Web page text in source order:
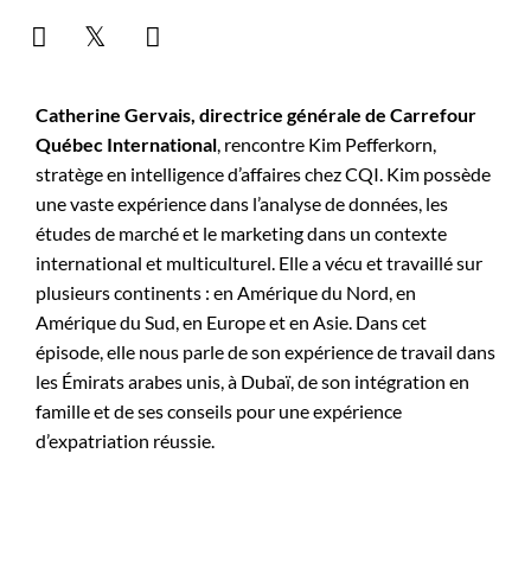
Catherine Gervais, directrice générale de Carrefour
Québec International , rencontre Kim Pefferkorn,
stratège en intelligence d’affaires chez CQI. Kim possède
une vaste expérience dans l’analyse de données, les
études de marché et le marketing dans un contexte
international et multiculturel. Elle a vécu et travaillé sur
plusieurs continents : en Amérique du Nord, en
Amérique du Sud, en Europe et en Asie. Dans cet
épisode, elle nous parle de son expérience de travail dans
les Émirats arabes unis, à Dubaï, de son intégration en
famille et de ses conseils pour une expérience
d’expatriation réussie.